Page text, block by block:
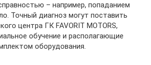
– например, попаданием
Точный диагноз могут поставить
центра ГК FAVORIT MOTORS,
обучение и располагающие
оборудования.